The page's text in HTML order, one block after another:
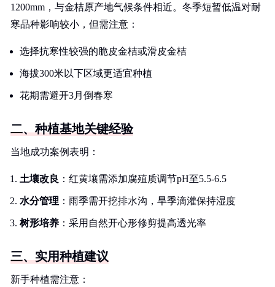
1200mm，与金桔原产地气候条件相近。冬季短暂低温对耐
寒品种影响较小，但需注意：
选择抗寒性较强的脆皮金桔或滑皮金桔
海拔300米以下区域更适宜种植
花期需避开3月倒春寒
二、种植基地关键经验
当地成功案例表明：
土壤改良 ：红黄壤需添加腐殖质调节pH至5.5-6.5
水分管理 ：雨季需开挖排水沟，旱季滴灌保持湿度
树形培养 ：采用自然开心形修剪提高透光率
三、实用种植建议
新手种植需注意：